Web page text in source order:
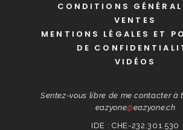
CONDITIONS
VENTES
MENTIONS LÉGALES ET
DE
VIDÉOS
Sentez-vous libre de me contacter à
eazyone@eazyone.ch
IDE : CHE-232.301.530